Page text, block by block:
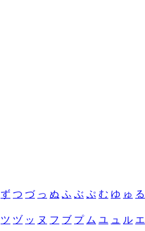
ず つ づ っ ぬ ふ ぶ ぷ む ゆ ゅ る
ツ ヅ ッ ヌ フ ブ プ ム ユ ュ ル エ